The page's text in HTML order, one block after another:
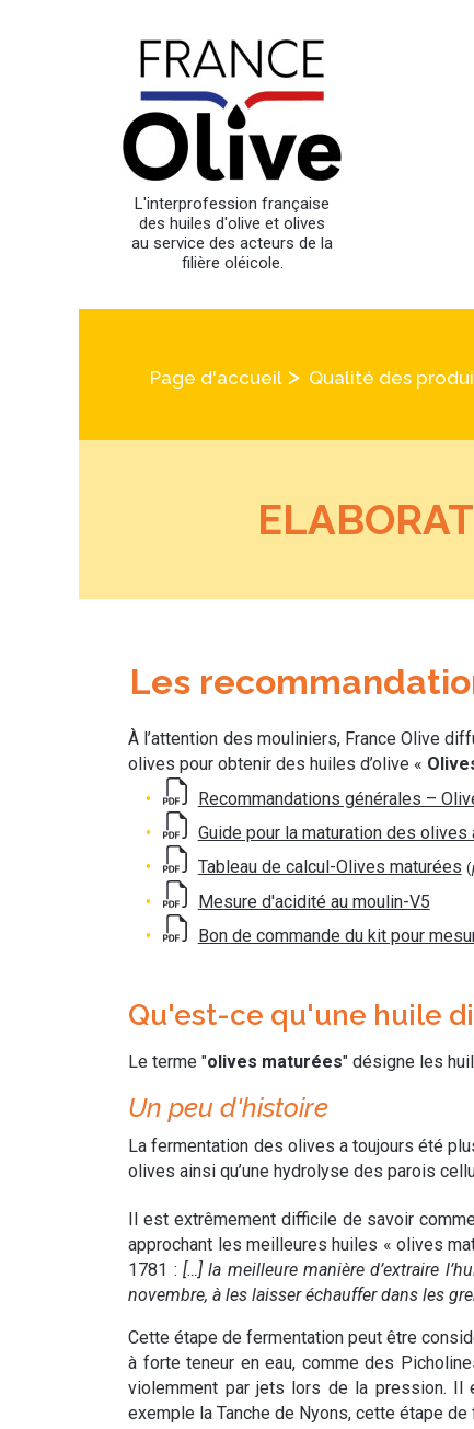
L'interprofession française
des huiles d'olive et olives
au service des acteurs de la
filière oléicole.
Page d'accueil > Qualité des
Les
À l’attention des mouliniers, France Olive
olives pour obtenir des huiles d’olive «
Recommandations générales –
Guide pour la maturation des olives
Tableau de calcul-Olives maturées (
Mesure d'acidité au moulin-V5
Bon de commande du kit pour
Qu'est-ce qu'une huile
Le terme "olives maturées" désigne les
Un peu d'histoire
La fermentation des olives a toujours été
olives ainsi qu’une hydrolyse des parois
Il est extrêmement difficile de savoir
approchant les meilleures huiles « olives
1781 : […] la meilleure manière d’extraire
novembre, à les laisser échauffer dans les
Cette étape de fermentation peut être
à forte teneur en eau, comme des
violemment par jets lors de la pression. Il
exemple la Tanche de Nyons, cette étape